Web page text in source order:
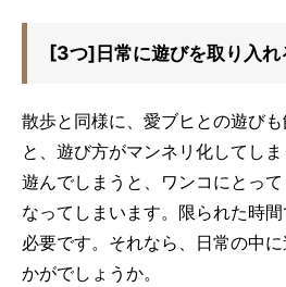
[3つ]日常に遊びを取り入れ
散歩と同様に、愛ブヒとの遊び
と、遊び方がマンネリ化してし
遊んでしまうと、ワンコにとっ
なってしまいます。限られた時
必要です。それなら、日常の中
かがでしょうか。